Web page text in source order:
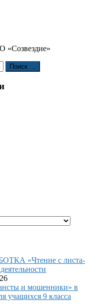
«Созвездие»
Поиск …
«Чтение с листа-
и мошенники» в
учащихся 9 класса